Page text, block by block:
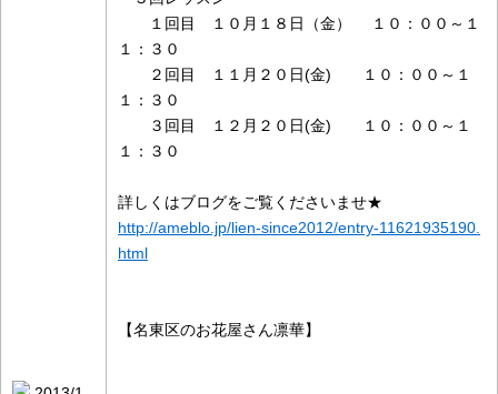
１回目 １０月１８日（金） １０：００～１
１：３０
２回目 １１月２０日(金) １０：００～１
１：３０
３回目 １２月２０日(金) １０：００～１
１：３０
詳しくはブログをご覧くださいませ★
http://ameblo.jp/lien-since2012/entry-11621935190.
html
【名東区のお花屋さん凛華】